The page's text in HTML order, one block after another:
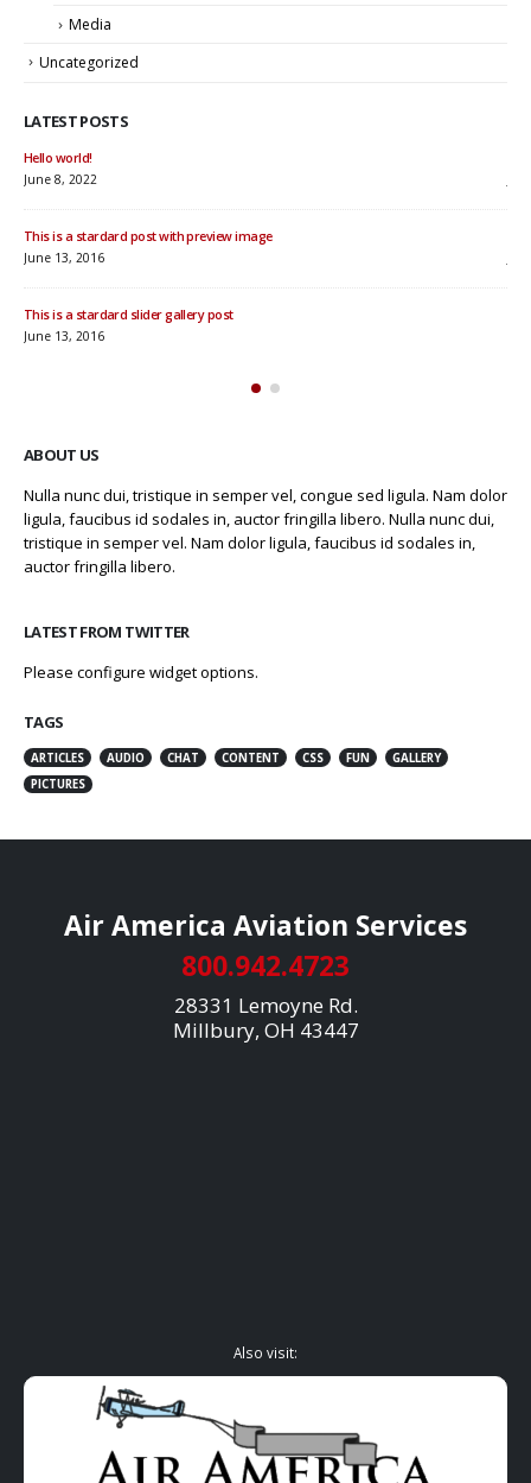
Media
Uncategorized
LATEST POSTS
Hello world!
June 8, 2022
This is a stardard post with preview image
June 13, 2016
This is a stardard slider gallery post
June 13, 2016
ABOUT US
Nulla nunc dui, tristique in semper vel, congue sed ligula. Nam dolor
ligula, faucibus id sodales in, auctor fringilla libero. Nulla nunc dui,
tristique in semper vel. Nam dolor ligula, faucibus id sodales in,
auctor fringilla libero.
LATEST FROM TWITTER
Please configure widget options.
TAGS
ARTICLES AUDIO CHAT CONTENT CSS FUN
GALLERY
PICTURES
Air America Aviation Services
800.942.4723
28331 Lemoyne Rd.
Millbury, OH 43447
Also visit: